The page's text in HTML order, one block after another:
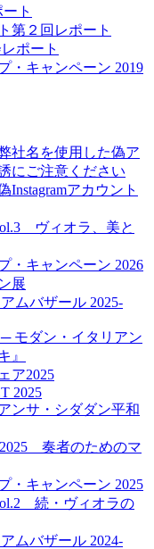
ト
第２回レポート
ポート
・キャンペーン 2019
社名を使用した偽ア
にご注意ください
Instagramアカウント
ヴィオラ、美と
・キャンペーン 2026
展
ムバザール 2025-
モダン・イタリアン
』
ア2025
2025
ンサ・シダダン平和
奏者のためのマ
・キャンペーン 2025
続・ヴィオラの
ムバザール 2024-